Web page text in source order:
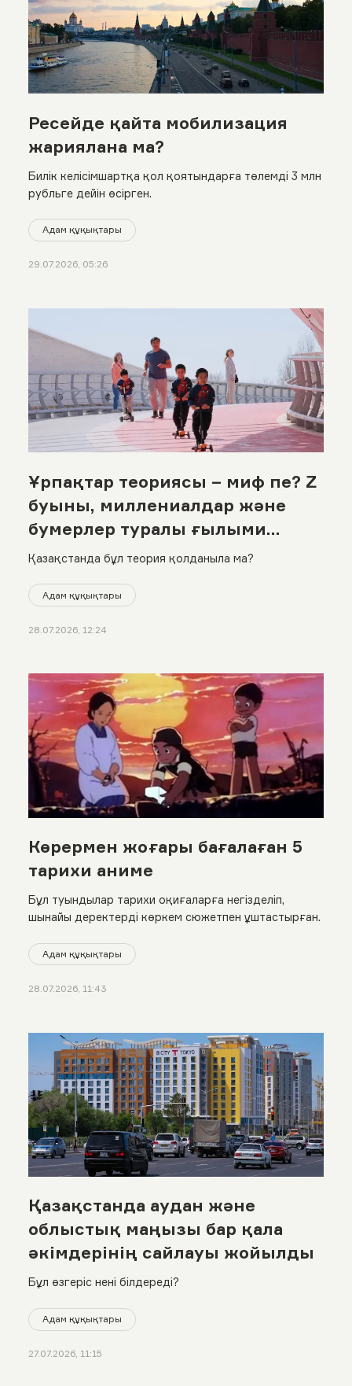
Ресейде қайта мобилизация
жариялана ма?
Билік келісімшартқа қол қоятындарға төлемді 3 млн
рубльге дейін өсірген.
Адам құқықтары
29.07.2026, 05:26
Ұрпақтар теориясы – миф пе? Z
буыны, миллениалдар және
бумерлер туралы ғылыми
шындық
Қазақстанда бұл теория қолданыла ма?
Адам құқықтары
28.07.2026, 12:24
Көрермен жоғары бағалаған 5
тарихи аниме
Бұл туындылар тарихи оқиғаларға негізделіп,
шынайы деректерді көркем сюжетпен ұштастырған.
Адам құқықтары
28.07.2026, 11:43
Қазақстанда аудан және
облыстық маңызы бар қала
әкімдерінің сайлауы жойылды
Бұл өзгеріс нені білдереді?
Адам құқықтары
27.07.2026, 11:15